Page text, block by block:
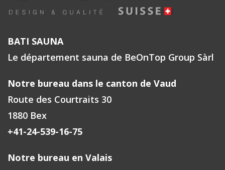
BATI SAUNA
Le département sauna de BeOnTop Group Sàrl
Notre bureau dans le canton de Vaud
Route des Courtraits 30
1880 Bex
+41-24-539-16-75
Notre bureau en Valais